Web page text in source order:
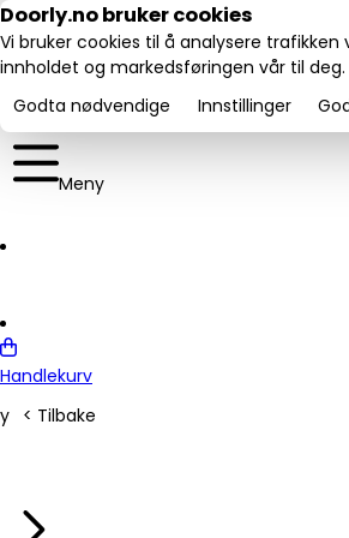
Utmerket:
4.6/5
Meny
Handlekurv
< Tilbake
Doorly.no bruker cookies
Vi bruker cookies til å analysere trafikken
innholdet og markedsføringen vår til deg.
Godta nødvendige
Innstillinger